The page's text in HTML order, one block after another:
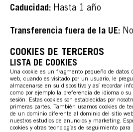
Caducidad: Hasta 1 año
Transferencia fuera de la UE: No
COOKIES DE TERCEROS
LISTA DE COOKIES
Una cookie es un fragmento pequeño de datos
web, cuando es visitado por un usuario, le
almacenarse en su dispositivo y así recordar
como por ejemplo la preferencia de idioma o
sesión. Estas cookies son establecidas por
primeras partes. También usamos cookies de
de un dominio diferente al dominio del sitio
nuestros estudios de anuncios y marketing.
cookies y otras tecnologías de seguimiento para